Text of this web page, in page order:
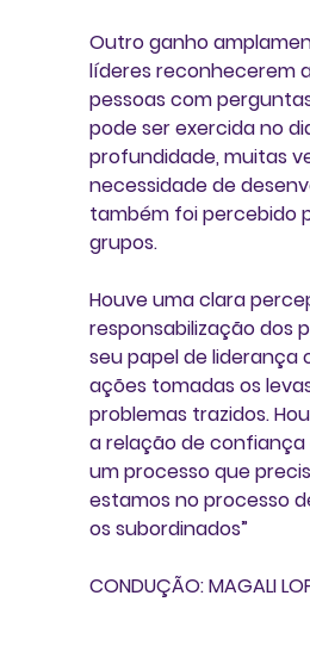
Outro ganho
líderes reconhecerem
pessoas com
pode ser exercida no
profundidade, muitas
necessidade de
também foi percebido
grupos.
Houve uma clara
responsabilização dos
seu papel de
ações tomadas os
problemas trazidos.
a relação de
um processo que
estamos no processo
os subordinados”
CONDUÇÃO: MAGALI